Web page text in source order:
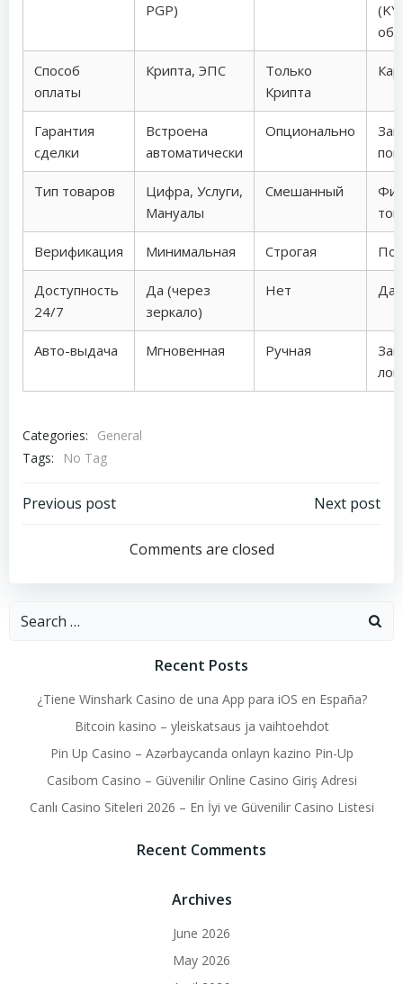
PGP)
Способ
оплаты
Крипта, ЭПС
Только
Крипта
Гарантия
сделки
Встроена
автоматически
Опционально
Тип товаров
Цифра, Услуги,
Мануалы
Смешанный
Верификация Минимальная Строгая
Доступность
24/7
Да (через
зеркало)
Нет Да
Авто-выдача Мгновенная Ручная
Categories:
General
Tags:
No Tag
Post
navigation
Previous post
navigation
Next post
Comments are closed
Search
Recent Posts
¿Tiene Winshark Casino de una App para iOS en España?
Bitcoin kasino – yleiskatsaus ja vaihtoehdot
Pin Up Casino – Azərbaycanda onlayn kazino Pin-Up
Casibom Casino – Güvenilir Online Casino Giriş Adresi
Canlı Casino Siteleri 2026 – En İyi ve Güvenilir Casino Listesi
Recent Comments
Archives
June 2026
May 2026